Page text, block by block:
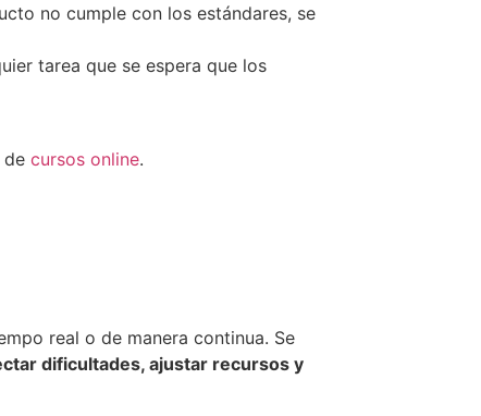
no cumple con los estándares, se
tarea que se espera que los
de cursos online.
real o de manera continua. Se
dificultades, ajustar recursos y